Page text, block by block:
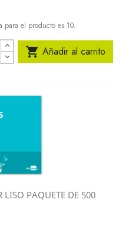
para el producto es 10.
 Añadir al carrito
LISO PAQUETE DE 500